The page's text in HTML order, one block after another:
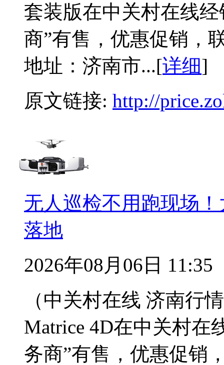
套装版在中关村在线
商”有售，优惠促销，
地址：济南市...[详细]
原文链接: http://
无人巡检不用跑现场
落地
2026年08月06日 11:35
（中关村在线 济南行
Matrice 4D在中关村在
务商”有售，优惠促销